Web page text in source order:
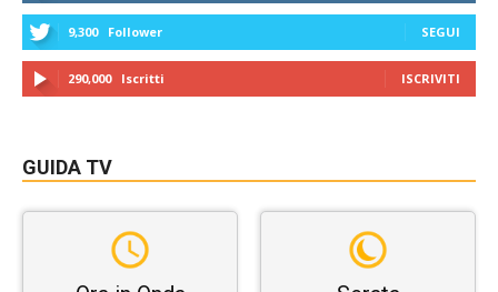
9,300 Follower SEGUI
290,000 Iscritti ISCRIVITI
GUIDA TV